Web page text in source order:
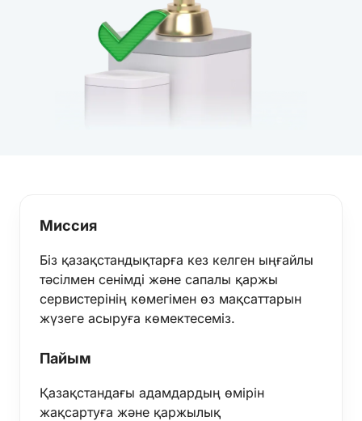
Миссия
Біз қазақстандықтарға кез келген ыңғайлы
тәсілмен сенімді және сапалы қаржы
сервистерінің көмегімен өз мақсаттарын
жүзеге асыруға көмектесеміз.
Пайым
Қазақстандағы адамдардың өмірін
жақсартуға және қаржылық